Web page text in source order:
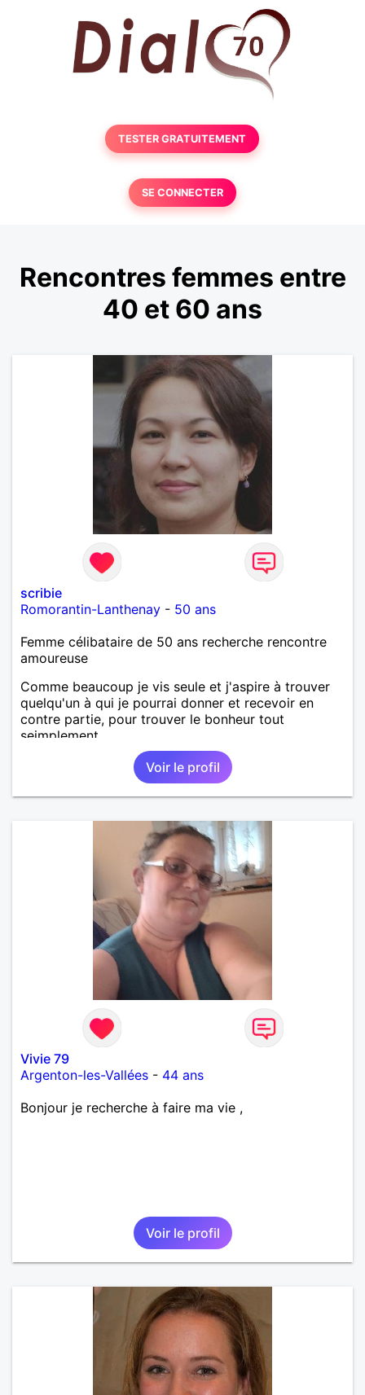
TESTER GRATUITEMENT
SE CONNECTER
Rencontres femmes entre
40 et 60 ans
scribie
Romorantin-Lanthenay - 50 ans
Femme célibataire de 50 ans recherche rencontre
amoureuse
Comme beaucoup je vis seule et j'aspire à trouver
quelqu'un à qui je pourrai donner et recevoir en
contre partie, pour trouver le bonheur tout
seimplement.
Voir le profil
Vivie 79
Argenton-les-Vallées - 44 ans
Bonjour je recherche à faire ma vie ,
Voir le profil